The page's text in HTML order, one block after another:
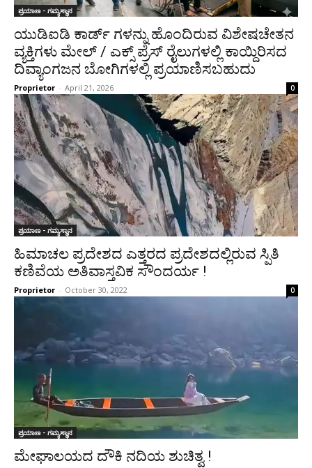
ಪ್ರಯಾಣ - ಗಮ್ಯಸ್ಥಾನ
ಯುಡಿಐಡಿ ಕಾರ್ಡ್ ಗಳನ್ನು ಹೊಂದಿರುವ ವಿಶೇಷಚೇತನ
ವ್ಯಕ್ತಿಗಳು ಮೇಲ್ / ಎಕ್ಸ್ ಪ್ರೆಸ್ ರೈಲುಗಳಲ್ಲಿ ಕಾಯ್ದಿರಿಸದ
ದಿವ್ಯಾಂಗಜನ ಬೋಗಿಗಳಲ್ಲಿ ಪ್ರಯಾಣಿಸಬಹುದು
Proprietor - April 21, 2026 0
ಪ್ರಯಾಣ - ಗಮ್ಯಸ್ಥಾನ
ಹಿಮಾಚಲ ಪ್ರದೇಶದ ಎತ್ತರದ ಪ್ರದೇಶದಲ್ಲಿರುವ ಸ್ಪಿತಿ
ಕಣಿವೆಯ ಅತಿವಾಸ್ತವಿಕ ಸೌಂದರ್ಯ !
Proprietor - October 30, 2022 0
ಪ್ರಯಾಣ - ಗಮ್ಯಸ್ಥಾನ
ಮೇಘಾಲಯದ ದೌಕಿ ನದಿಯ ಶುಚಿತ್ವ !